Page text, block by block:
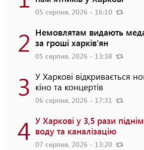
05 серпня, 2026 - 16:10
2 Немовлятам видають
за гроші харків'ян
05 серпня, 2026 - 13:38
3 У Харкові відкривається
кіно та концертів
06 серпня, 2026 - 17:31
4 У Харкові у 3,5 рази
воду та каналізацію
07 серпня, 2026 - 13:20